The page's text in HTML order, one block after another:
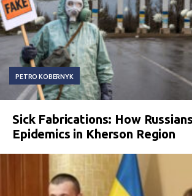
PETRO KOBERNYK
Sick Fabrications: How
Epidemics in Kherson Region